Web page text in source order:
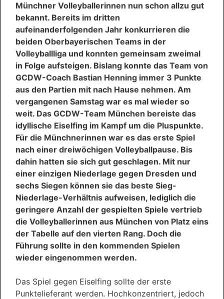
Münchner Volleyballerinnen nun schon allzu gut
bekannt. Bereits im dritten
aufeinanderfolgenden Jahr konkurrieren die
beiden Oberbayerischen Teams in der
Volleyballliga und konnten gemeinsam zweimal
in Folge aufsteigen. Bislang konnte das Team von
GCDW-Coach Bastian Henning immer 3 Punkte
aus den Partien mit nach Hause nehmen. Am
vergangenen Samstag war es mal wieder so
weit. Das GCDW-Team München bereiste das
idyllische Eiselfing im Kampf um die Pluspunkte.
Für die Münchnerinnen war es das erste Spiel
nach einer dreiwöchigen Volleyballpause. Bis
dahin hatten sie sich gut geschlagen. Mit nur
einer einzigen Niederlage gegen Dresden und
sechs Siegen können sie das beste Sieg-
Niederlage-Verhältnis aufweisen, lediglich die
geringere Anzahl der gespielten Spiele vertrieb
die Volleyballerinnen aus München von Platz eins
der Tabelle auf den vierten Rang. Doch die
Führung sollte in den kommenden Spielen
wieder eingenommen werden.
Das Spiel gegen Eiselfing sollte der erste
Punktelieferant werden. Hochkonzentriert, jedoch